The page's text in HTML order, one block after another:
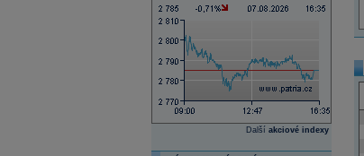
Další akciové indexy